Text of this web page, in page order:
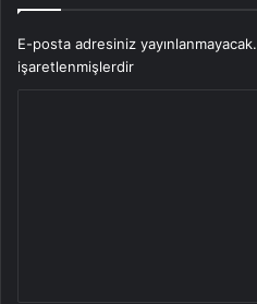
E-posta adresiniz yayınlanmayacak.
işaretlenmişlerdir